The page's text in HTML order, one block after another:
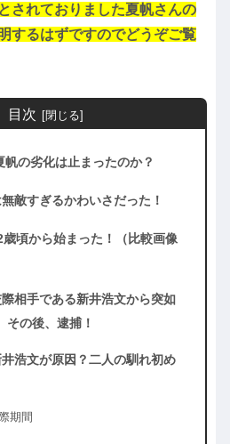
されておりました夏帆さんの
するはずですのでどうぞご覧
目次
の劣化は止まったのか？
敵すぎるかわいさだった！
頃から始まった！（比較画像
相手である新井浩文から突如
その後、逮捕！
浩文が原因？二人の馴れ初め
期間